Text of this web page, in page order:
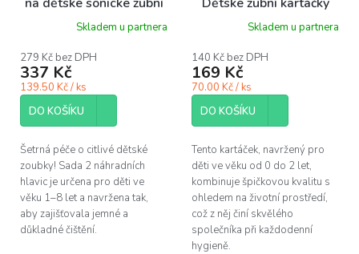
kartáčky žluté, 2 ks
Skladem u partnera
279 Kč bez DPH
337 Kč
139.50 Kč / ks
DO KOŠÍKU
Šetrná péče o citlivé dětské
zoubky! Sada 2 náhradních
hlavic je určena pro děti ve
věku 1–8 let a navržena tak,
aby zajišťovala jemné a
důkladné čištění.
Super soft premium 0-2
let 4080 štětin, 2ks
Skladem u partnera
140 Kč bez DPH
169 Kč
70.00 Kč / ks
DO KOŠÍKU
Tento kartáček, navržený pro
děti ve věku od 0 do 2 let,
kombinuje špičkovou kvalitu s
ohledem na životní prostředí,
což z něj činí skvělého
společníka při každodenní
hygieně.